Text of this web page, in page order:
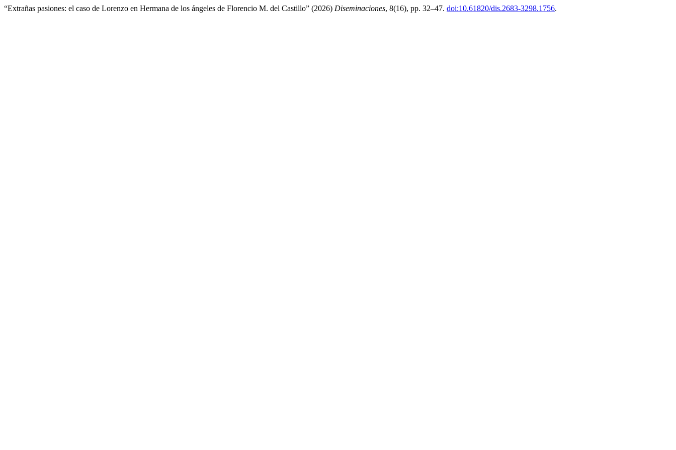
“Extrañas pasiones: el caso de Lorenzo en Hermana de los ángeles de Florencio M. del Castillo” (2026) Diseminaciones, 8(16), pp. 32–47. doi:10.61820/dis.2683-3298.1756.